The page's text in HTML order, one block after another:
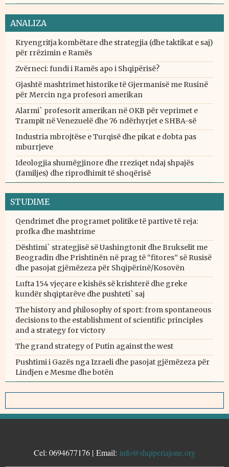
ANALIZA
Kryengritja kombëtare dhe strategjia (dhe taktikat e saj)
për rrëzimin e Ramës
Zvërneci: fundi i Ramës apo i Shqipërisë?
Gjashtë mashtrimet historike të Gjermanisë me Rusinë
për Mercin nga profesori amerikan
Alarmi` profesorit amerikan në OKB për veprimet e
Trampit në Venezuelë dhe 76 ndërhyrjet e SHBA-së
Industria mbrojtëse e Turqisë dhe pikat e dobta pas
mburrjeve
Ideologjia shumëgjinore dhe rreziqet ndaj shpajës
(familjes) dhe riprodhimit të shoqërisë
STUDIME
Qendrimet dhe programet politike të partive të reja:
profka dhe mashtrime
Dështimi` strategjisë së Uashingtonit dhe Brukselit me
Beogradin dhe Prishtinën në prag të “fitores” së Rusisë
dhe pasojat gjëmëzeza për Shqipërinë/Kosovën
Lufta 154 vjeçare e kishës së krishterë dhe greke
kundër shqiptarëve dhe pushteti` saj
The history and philosophy of sport: from spontaneous
decisions to the establishment of scientific principles
and a strategy for victory
The grand strategy of Putin against the west
Pushtimi i Gazës nga Izraeli dhe pasojat gjëmëzeza për
Lindjen e Mesme dhe botën
Cel: 0694677176 | Email: info@shqiperiajone.org